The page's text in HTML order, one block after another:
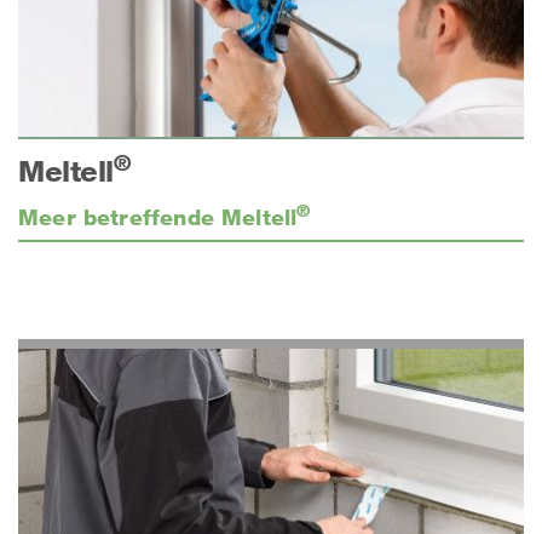
Meltell®
Meer betreffende Meltell®